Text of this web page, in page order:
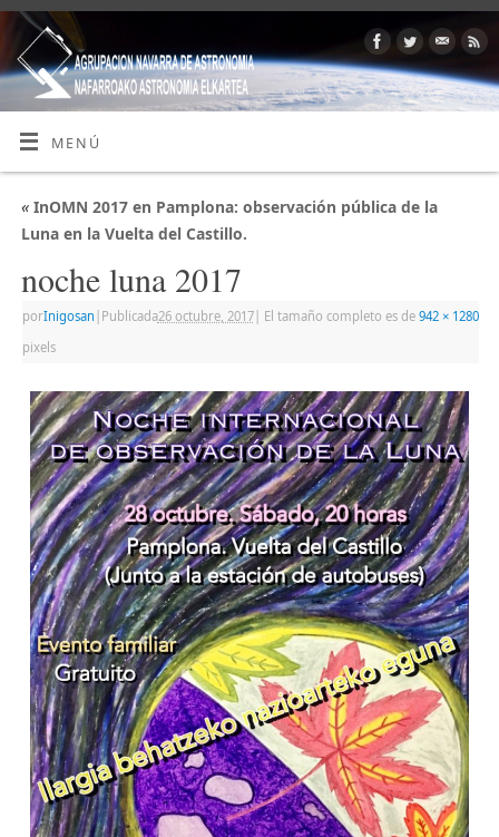
MENÚ
«InOMN 2017 en Pamplona: observación pública de la
Luna en la Vuelta del Castillo.
noche luna 2017
porInigosan Publicada26 octubre, 2017| El tamaño completo es de 942 × 1280
pixels